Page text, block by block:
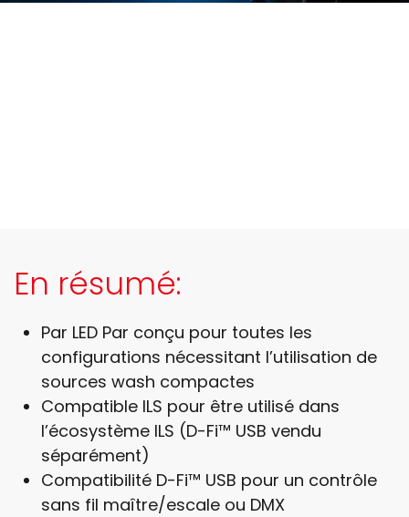
En résumé:
Par LED Par conçu pour toutes les
configurations nécessitant l’utilisation de
sources wash compactes
Compatible ILS pour être utilisé dans
l’écosystème ILS (D-Fi™ USB vendu
séparément)
Compatibilité D-Fi™ USB pour un contrôle
sans fil maître/escale ou DMX